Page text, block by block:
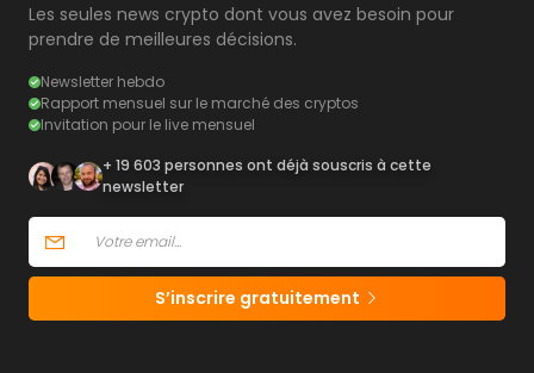
Les seules news crypto dont vous avez besoin pour
prendre de meilleures décisions.
Newsletter hebdo
Rapport mensuel sur le marché des cryptos
Invitation pour le live mensuel
+ 19 603 personnes ont déjà souscris à cette
newsletter
S’inscrire gratuitement